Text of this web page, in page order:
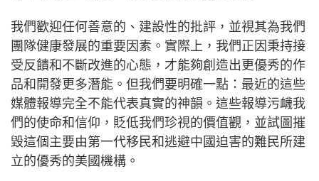
我們歡迎任何善意的、建設性的批評，並視其為我們
團隊健康發展的重要因素。實際上，我們正因秉持接
受反饋和不斷改進的心態，才能夠創造出更優秀的作
品和開發更多潛能。但我們要明確一點：最近的這些
媒體報導完全不能代表真實的神韻。這些報導污衊我
們的使命和信仰，貶低我們珍視的價值觀，並試圖摧
毀這個主要由第一代移民和逃避中國迫害的難民所建
立的優秀的美國機構。